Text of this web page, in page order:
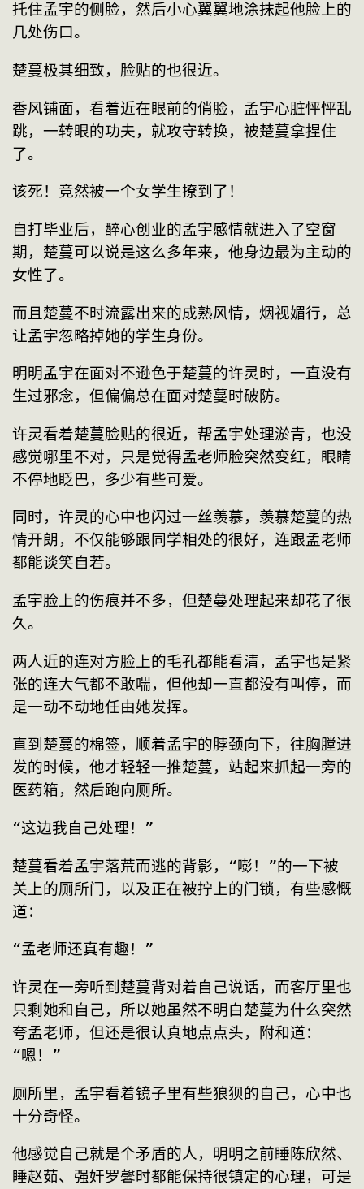
托住孟宇的侧脸，然后小心翼翼地涂抹起他脸上的
几处伤口。
楚蔓极其细致，脸贴的也很近。
香风铺面，看着近在眼前的俏脸，孟宇心脏怦怦乱
跳，一转眼的功夫，就攻守转换，被楚蔓拿捏住
了。
该死！竟然被一个女学生撩到了！
自打毕业后，醉心创业的孟宇感情就进入了空窗
期，楚蔓可以说是这么多年来，他身边最为主动的
女性了。
而且楚蔓不时流露出来的成熟风情，烟视媚行，总
让孟宇忽略掉她的学生身份。
明明孟宇在面对不逊色于楚蔓的许灵时，一直没有
生过邪念，但偏偏总在面对楚蔓时破防。
许灵看着楚蔓脸贴的很近，帮孟宇处理淤青，也没
感觉哪里不对，只是觉得孟老师脸突然变红，眼睛
不停地眨巴，多少有些可爱。
同时，许灵的心中也闪过一丝羡慕，羡慕楚蔓的热
情开朗，不仅能够跟同学相处的很好，连跟孟老师
都能谈笑自若。
孟宇脸上的伤痕并不多，但楚蔓处理起来却花了很
久。
两人近的连对方脸上的毛孔都能看清，孟宇也是紧
张的连大气都不敢喘，但他却一直都没有叫停，而
是一动不动地任由她发挥。
直到楚蔓的棉签，顺着孟宇的脖颈向下，往胸膛进
发的时候，他才轻轻一推楚蔓，站起来抓起一旁的
医药箱，然后跑向厕所。
“这边我自己处理！”
楚蔓看着孟宇落荒而逃的背影，“嘭！”的一下被
关上的厕所门，以及正在被拧上的门锁，有些感慨
道：
“孟老师还真有趣！”
许灵在一旁听到楚蔓背对着自己说话，而客厅里也
只剩她和自己，所以她虽然不明白楚蔓为什么突然
夸孟老师，但还是很认真地点点头，附和道：
“嗯！”
厕所里，孟宇看着镜子里有些狼狈的自己，心中也
十分奇怪。
他感觉自己就是个矛盾的人，明明之前睡陈欣然、
睡赵茹、强奸罗馨时都能保持很镇定的心理，可是